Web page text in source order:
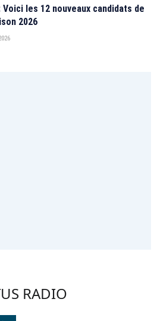
Voici les 12 nouveaux candidats de
2026
RADIO